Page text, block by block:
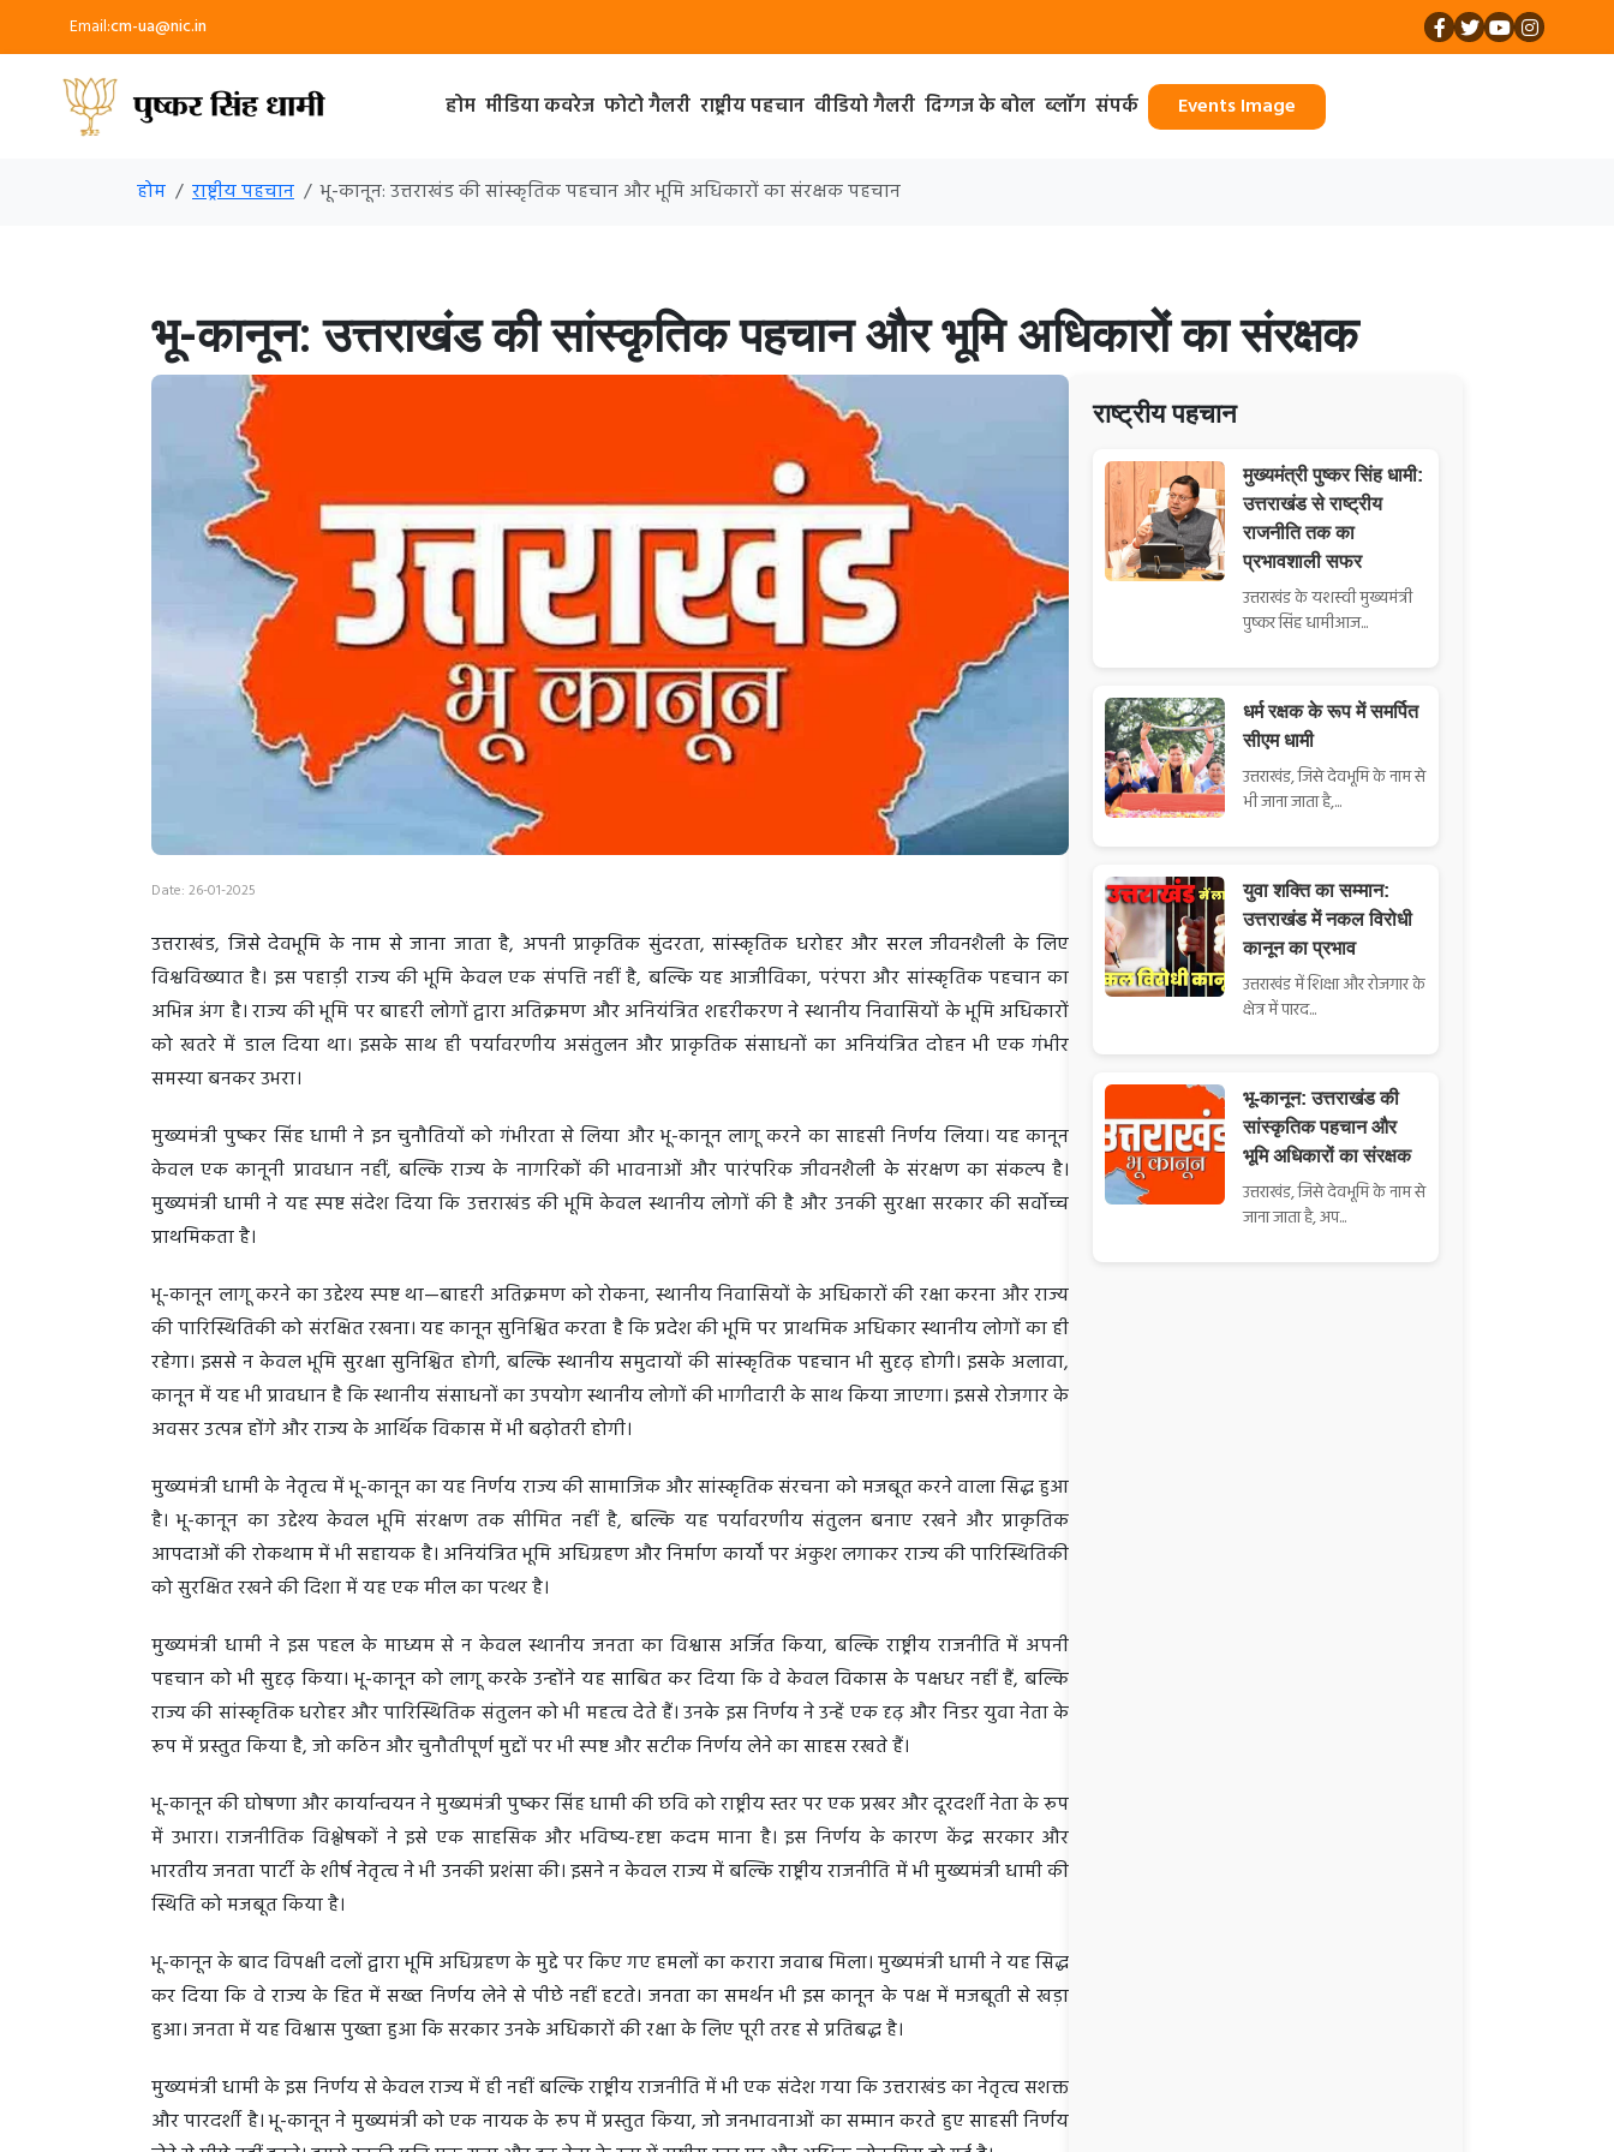
Email:cm-ua@nic.in
होम मीडिया कवरेज फोटो गैलरी राष्ट्रीय पहचान वीडियो गैलरी दिग्गज के बोल ब्लॉग संपर्क Events Image
होम राष्ट्रीय पहचान भू-कानून: उत्तराखंड की सांस्कृतिक पहचान और भूमि अधिकारों का संरक्षक पहचान
भू-कानून: उत्तराखंड की सांस्कृतिक पहचान और भूमि अधिकारों का संरक्षक
Date: 26-01-2025
उत्तराखंड, जिसे देवभूमि के नाम से जाना जाता है, अपनी प्राकृतिक सुंदरता, सांस्कृतिक धरोहर और सरल जीवनशैली के लिए
विश्वविख्यात है। इस पहाड़ी राज्य की भूमि केवल एक संपत्ति नहीं है, बल्कि यह आजीविका, परंपरा और सांस्कृतिक पहचान का
अभिन्न अंग है। राज्य की भूमि पर बाहरी लोगों द्वारा अतिक्रमण और अनियंत्रित शहरीकरण ने स्थानीय निवासियों के भूमि अधिकारों
को खतरे में डाल दिया था। इसके साथ ही पर्यावरणीय असंतुलन और प्राकृतिक संसाधनों का अनियंत्रित दोहन भी एक गंभीर
समस्या बनकर उभरा।
मुख्यमंत्री पुष्कर सिंह धामी ने इन चुनौतियों को गंभीरता से लिया और भू-कानून लागू करने का साहसी निर्णय लिया। यह कानून
केवल एक कानूनी प्रावधान नहीं, बल्कि राज्य के नागरिकों की भावनाओं और पारंपरिक जीवनशैली के संरक्षण का संकल्प है।
मुख्यमंत्री धामी ने यह स्पष्ट संदेश दिया कि उत्तराखंड की भूमि केवल स्थानीय लोगों की है और उनकी सुरक्षा सरकार की सर्वोच्च
प्राथमिकता है।
भू-कानून लागू करने का उद्देश्य स्पष्ट था—बाहरी अतिक्रमण को रोकना, स्थानीय निवासियों के अधिकारों की रक्षा करना और राज्य
की पारिस्थितिकी को संरक्षित रखना। यह कानून सुनिश्चित करता है कि प्रदेश की भूमि पर प्राथमिक अधिकार स्थानीय लोगों का ही
रहेगा। इससे न केवल भूमि सुरक्षा सुनिश्चित होगी, बल्कि स्थानीय समुदायों की सांस्कृतिक पहचान भी सुदृढ़ होगी। इसके अलावा,
कानून में यह भी प्रावधान है कि स्थानीय संसाधनों का उपयोग स्थानीय लोगों की भागीदारी के साथ किया जाएगा। इससे रोजगार के
अवसर उत्पन्न होंगे और राज्य के आर्थिक विकास में भी बढ़ोतरी होगी।
मुख्यमंत्री धामी के नेतृत्व में भू-कानून का यह निर्णय राज्य की सामाजिक और सांस्कृतिक संरचना को मजबूत करने वाला सिद्ध हुआ
है। भू-कानून का उद्देश्य केवल भूमि संरक्षण तक सीमित नहीं है, बल्कि यह पर्यावरणीय संतुलन बनाए रखने और प्राकृतिक
आपदाओं की रोकथाम में भी सहायक है। अनियंत्रित भूमि अधिग्रहण और निर्माण कार्यों पर अंकुश लगाकर राज्य की पारिस्थितिकी
को सुरक्षित रखने की दिशा में यह एक मील का पत्थर है।
मुख्यमंत्री धामी ने इस पहल के माध्यम से न केवल स्थानीय जनता का विश्वास अर्जित किया, बल्कि राष्ट्रीय राजनीति में अपनी
पहचान को भी सुदृढ़ किया। भू-कानून को लागू करके उन्होंने यह साबित कर दिया कि वे केवल विकास के पक्षधर नहीं हैं, बल्कि
राज्य की सांस्कृतिक धरोहर और पारिस्थितिक संतुलन को भी महत्व देते हैं। उनके इस निर्णय ने उन्हें एक दृढ़ और निडर युवा नेता के
रूप में प्रस्तुत किया है, जो कठिन और चुनौतीपूर्ण मुद्दों पर भी स्पष्ट और सटीक निर्णय लेने का साहस रखते हैं।
भू-कानून की घोषणा और कार्यान्वयन ने मुख्यमंत्री पुष्कर सिंह धामी की छवि को राष्ट्रीय स्तर पर एक प्रखर और दूरदर्शी नेता के रूप
में उभारा। राजनीतिक विश्लेषकों ने इसे एक साहसिक और भविष्य-दृष्टा कदम माना है। इस निर्णय के कारण केंद्र सरकार और
भारतीय जनता पार्टी के शीर्ष नेतृत्व ने भी उनकी प्रशंसा की। इसने न केवल राज्य में बल्कि राष्ट्रीय राजनीति में भी मुख्यमंत्री धामी की
स्थिति को मजबूत किया है।
भू-कानून के बाद विपक्षी दलों द्वारा भूमि अधिग्रहण के मुद्दे पर किए गए हमलों का करारा जवाब मिला। मुख्यमंत्री धामी ने यह सिद्ध
कर दिया कि वे राज्य के हित में सख्त निर्णय लेने से पीछे नहीं हटते। जनता का समर्थन भी इस कानून के पक्ष में मजबूती से खड़ा
हुआ। जनता में यह विश्वास पुख्ता हुआ कि सरकार उनके अधिकारों की रक्षा के लिए पूरी तरह से प्रतिबद्ध है।
मुख्यमंत्री धामी के इस निर्णय से केवल राज्य में ही नहीं बल्कि राष्ट्रीय राजनीति में भी एक संदेश गया कि उत्तराखंड का नेतृत्व सशक्त
और पारदर्शी है। भू-कानून ने मुख्यमंत्री को एक नायक के रूप में प्रस्तुत किया, जो जनभावनाओं का सम्मान करते हुए साहसी निर्णय
राष्ट्रीय पहचान
मुख्यमंत्री पुष्कर सिंह धामी:
उत्तराखंड से राष्ट्रीय
राजनीति तक का
प्रभावशाली सफर
उत्तराखंड के यशस्वी मुख्यमंत्री
पुष्कर सिंह धामीआज...
धर्म रक्षक के रूप में समर्पित
सीएम धामी
उत्तराखंड, जिसे देवभूमि के नाम से
भी जाना जाता है,...
युवा शक्ति का सम्मान:
उत्तराखंड में नकल विरोधी
कानून का प्रभाव
उत्तराखंड में शिक्षा और रोजगार के
क्षेत्र में पारद...
भू-कानून: उत्तराखंड की
सांस्कृतिक पहचान और
भूमि अधिकारों का संरक्षक
उत्तराखंड, जिसे देवभूमि के नाम से
जाना जाता है, अप...